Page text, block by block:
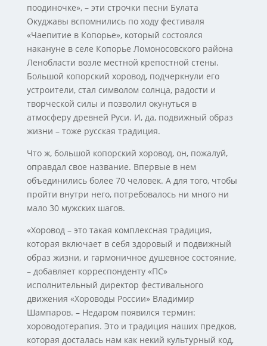
поодиночке», – эти строчки песни Булата
Окуджавы вспомнились по ходу фестиваля
«Чаепитие в Копорье», который состоялся
накануне в селе Копорье Ломоносовского района
Ленобласти возле местной крепостной стены.
Большой копорский хоровод, подчеркнули его
устроители, стал символом солнца, радости и
творческой силы и позволил окунуться в
атмосферу древней Руси. И, да, подвижный образ
жизни – тоже русская традиция.
Что ж, большой копорский хоровод, он, пожалуй,
оправдал свое название. Впервые в нем
объединились более 70 человек. А для того, чтобы
пройти внутри него, потребовалось ни много ни
мало 30 мужских шагов.
«Хоровод – это такая комплексная традиция,
которая включает в себя здоровый и подвижный
образ жизни, и гармоничное душевное состояние,
– добавляет корреспонденту «ПС»
исполнительный директор фестивального
движения «Хороводы России» Владимир
Шампаров. – Недаром появился термин:
хороводотерапия. Это и традиция наших предков,
которая досталась нам как некий культурный код,